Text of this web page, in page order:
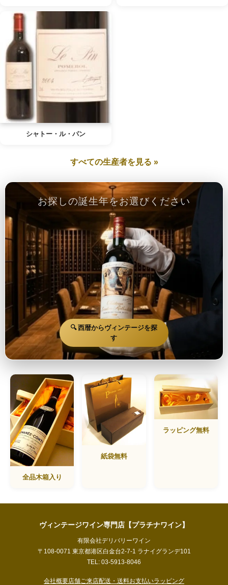
シャトー・ル・パン
すべての生産者を見る »
お探しの誕生年をお選びください
🔍 西暦からヴィンテージを探
す
全品木箱入り
紙袋無料
ラッピング無料
ヴィンテージワイン専門店【プラチナワイン】
有限会社デリバリーワイン
〒108-0071 東京都港区白金台2-7-1 ラナイグランデ101
TEL: 03-5913-8046
会社概要店舗ご来店配送・送料お支払いラッピング